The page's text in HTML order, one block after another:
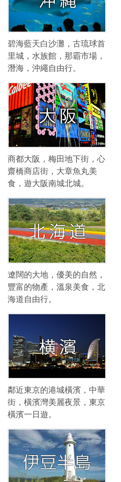
碧海藍天白沙灘，古琉球首
里城，水族館，那霸市場，
潛海，沖繩自由行。
商都大阪，梅田地下街，心
齋橋商店街，大章魚丸美
食，遊大阪南城北城。
遼闊的大地，優美的自然，
豐富的物產，溫泉美食，北
海道自由行。
鄰近東京的港城橫濱，中華
街，橫濱灣美麗夜景，東京
橫濱一日遊。